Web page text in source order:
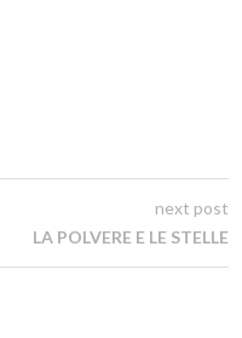
next post
LA POLVERE E LE STELLE